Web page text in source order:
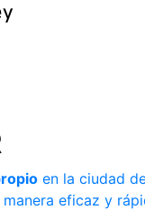
en la ciudad
eficaz y